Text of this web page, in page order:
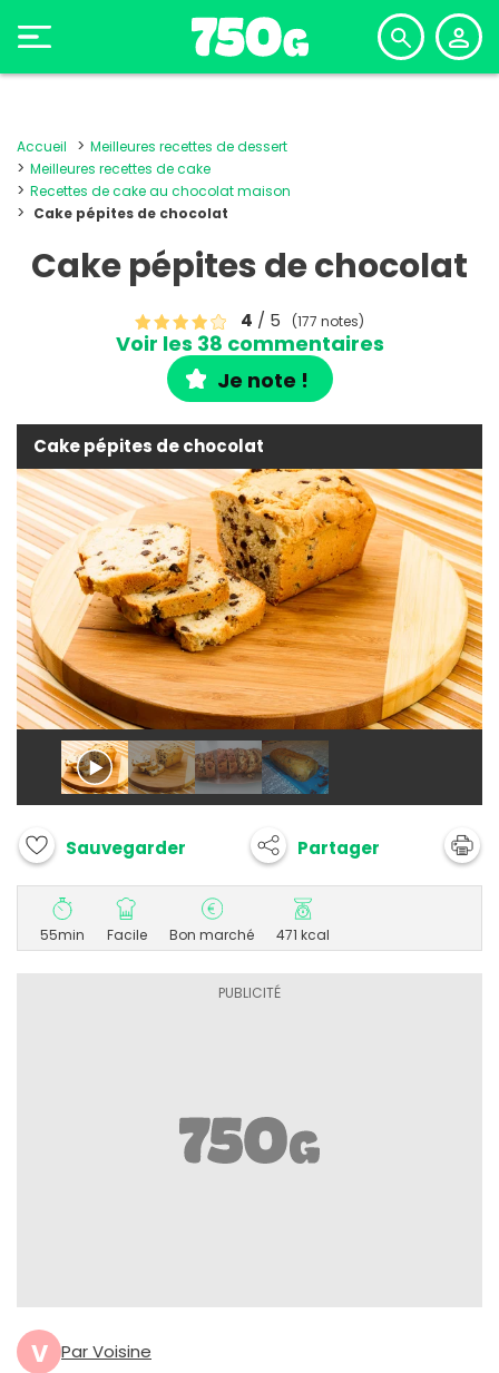
Accueil
Meilleures recettes de dessert
Meilleures recettes de cake
Recettes de cake au chocolat maison
Cake pépites de chocolat
Cake pépites de chocolat
4 / 5 (177 notes)
Voir les 38 commentaires
Je note !
Cake pépites de chocolat
Sauvegarder Partager
55min Facile Bon marché 471 kcal
V Par Voisine